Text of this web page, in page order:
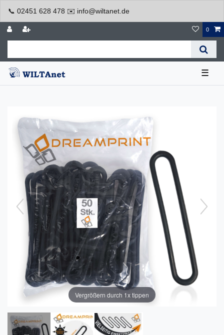
📞 02451 628 478 ✉️ info@wiltanet.de
0
☰
Vergrößern durch 1x tippen